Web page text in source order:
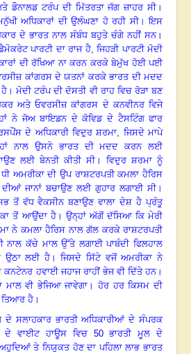
ਡੌਨਾਲਡ ਟਰੰਪ ਦੀ ਮਿੱਤਰਤਾ ਜੱਗ ਜ਼ਾਹਰ ਸੀ।
ਅਧਿਕਾਰਾਂ ਦੀ ਉਲੰਘਣਾ ਹੋ ਰਹੀ ਸੀ। ਇਸ
ਦੇ ਭਾਰਤ ਨਾਲ ਸੰਬੰਧ ਬਹੁਤੇ ਚੰਗੇ ਨਹੀਂ ਸਨ।
ਪਾਰਟੀ ਦਾ ਰਾਜ ਹੈ,ਜਿਹੜੀ ਪਾਰਟੀ ਮੋਦੀ
ਦੀ ਰੱਖਿਆ ਨਾ ਕਰਨ ਕਰਕੇ ਬੇਮੁੱਖ ਹੋਈ ਪਈ
ਕਾਂਗਰਸ ਦੇ ਯਤਨਾਂ ਕਰਕੇ ਭਾਰਤ ਦੀ ਮਦਦ
ਹੈ। ਮੋਦੀ ਟਰੰਪ ਦੀ ਦੋਸਤੀ ਵੀ ਰਾਹ ਵਿਚ ਰੋੜਾ ਬਣ
ਅਤੇ ਓਵਰਸੀਜ਼ ਕਾਂਗਰਸ ਦੇ ਕਨਵੀਨਰ ਵਿਜੇ
ਨੇ ਜੋਅ ਬਾਇਡਨ ਦੇ ਕੋਵਿਡ ਦੇ ਟੈਸਟਿੰਗ ਫਾਰ
ਦੇ ਅਧਿਕਾਰੀ ਵਿਦੁਰ ਸ਼ਰਮਾ, ਜਿਸਦੇ ਮਾਪੇ
ਨਾਲ ਉਸਨੇ ਭਾਰਤ ਦੀ ਮਦਦ ਕਰਨ ਲਈ
ਲਈ ਬੇਨਤੀ ਕੀਤੀ ਸੀ। ਵਿਦੁਰ ਸ਼ਰਮਾ ਨੂੰ
ਧੀ ਅਮਰੀਕਾ ਦੀ ਉਪ ਰਾਸ਼ਟਰਪਤੀ ਕਮਲਾ ਹੈਰਿਸ
ਦੀਆਂ ਜਾਨਾਂ ਬਚਾਉਣ ਲਈ ਗੁਹਾਰ ਲਗਾਈ ਸੀ।
ਤੋਂ ਵੱਧ ਵੈਕਸੀਨ ਬਣਾਉਣ ਵਾਲਾ ਦੇਸ਼ ਹੈ ਪ੍ਰੰਤੂ
ਤੋਂ ਆਉਂਦਾ ਹੈ। ਉਨ੍ਹਾਂ ਅੱਗੋਂ ਦੱਸਿਆ ਕਿ ਮੇਰੀ
ਨੇ ਕਮਲਾ ਹੈਰਿਸ ਨਾਲ ਗੱਲ ਕਰਕੇ ਰਾਸ਼ਟਰਪਤੀ
ਨਾਲ ਕੱਚੇ ਮਾਲ ਉੱਤੇ ਲਗਾਈ ਪਾਬੰਦੀ ਫਿਲਹਾਲ
ਉਠਾ ਲਈ ਹੈ। ਜਿਸਦੇ ਸਿੱਟੇ ਵਜੋਂ ਅਮਰੀਕਾ ਨੇ
ਕਨਟੇਨਰ ਹਵਾਈ ਜਹਾਜ ਰਾਹੀਂ ਭੇਜ ਵੀ ਦਿੱਤੇ ਹਨ।
ਮਾਲ ਵੀ ਭੇਜਿਆ ਜਾਵੇਗਾ । ਹੋਰ ਹਰ ਕਿਸਮ ਦੀ
ਤਿਆਰ ਹੈ ।
ਦੇ ਸਲਾਹਕਾਰ ਭਾਰਤੀ ਅਧਿਕਾਰੀਆਂ ਦੇ ਸੰਪਰਕ
ਦੇ ਵਾਈਟ ਹਾਊਸ ਵਿਚ50ਭਾਰਤੀ ਮੂਲ
ਦੇ
ਤੇ ਨਿਯੁਕਤ ਹੋਣ ਦਾ ਪਹਿਲਾ ਲਾਭ ਭਾਰਤ